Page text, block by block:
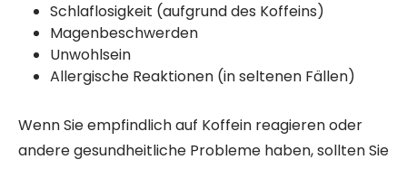
Schlaflosigkeit (aufgrund des Koffeins)
Magenbeschwerden
Unwohlsein
Allergische Reaktionen (in seltenen Fällen)
Wenn Sie empfindlich auf Koffein reagieren oder
andere gesundheitliche Probleme haben, sollten Sie